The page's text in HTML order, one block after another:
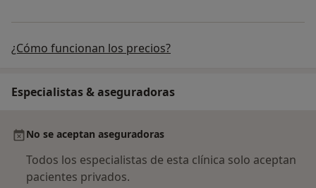
¿Cómo funcionan los precios?
Especialistas & aseguradoras
No se aceptan aseguradoras
Todos los especialistas de esta clínica solo aceptan
pacientes privados.